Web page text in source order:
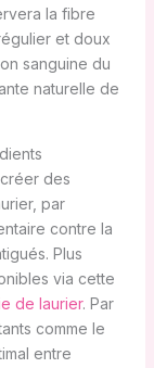
la fibre
et doux
sanguine du
naturelle de
des
par
contre la
Plus
via cette
de laurier. Par
comme le
entre